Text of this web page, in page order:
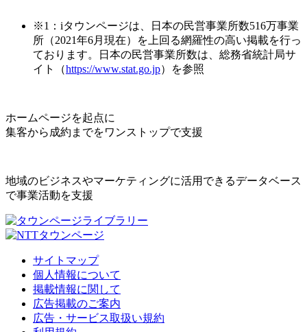
※1：iタウンページは、日本の民営事業所数516万事業
所（2021年6月現在）を上回る網羅性の高い掲載を行っ
ております。日本の民営事業所数は、総務省統計局サ
イト（https://www.stat.go.jp）を参照
ホームページを起点に
集客から成約までをワンストップで支援
地域のビジネスやマーケティングに活用できるデータベース
で事業活動を支援
サイトマップ
個人情報について
掲載情報に関して
広告掲載のご案内
広告・サービス取扱い規約